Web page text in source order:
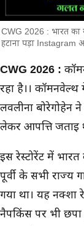
CWG 2026 : भारत का
हटाना पड़ा Instagram
मुख्य समाचार
CWG 2026 :
रहा है।।
लवलीना बोरेगोहेन
लेकर आपत्ति जताई
इस रेस्टोरेंट में
पूर्वी के सभी राज्य
गया था। यह नक्शा
नैपकिंस पर भी छपा